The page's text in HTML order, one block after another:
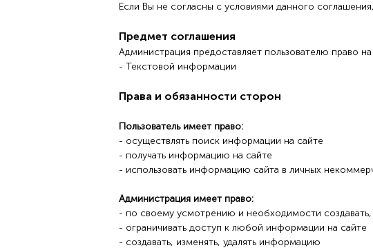
Если Вы не согласны с условиями данного
Предмет соглашения
Администрация предоставляет пользователю право
- Текстовой информации
Права и обязанности сторон
Пользователь имеет право:
- осуществлять поиск информации на сайте
- получать информацию на сайте
- использовать информацию сайта в личных
Администрация имеет право:
- по своему усмотрению и необходимости создавать,
- ограничивать доступ к любой информации на сайте
- создавать, изменять, удалять информацию